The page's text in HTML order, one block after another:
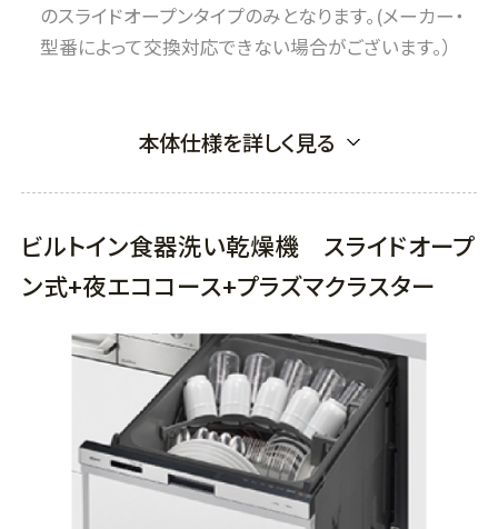
のスライドオープンタイプのみとなります。(メーカー・
型番によって交換対応できない場合がございます。）
本体仕様を詳しく見る
ビルトイン食器洗い乾燥機 スライドオープ
ン式+夜エココース+プラズマクラスター